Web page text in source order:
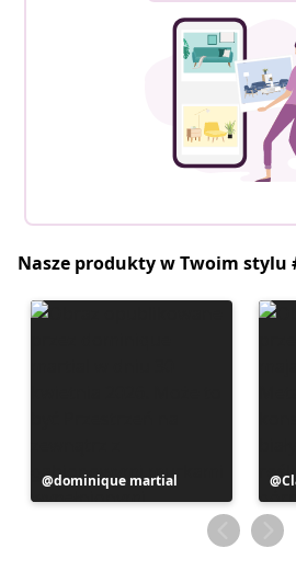
Nasze produkty w Twoim stylu
Post
opublikowany
dominique martial